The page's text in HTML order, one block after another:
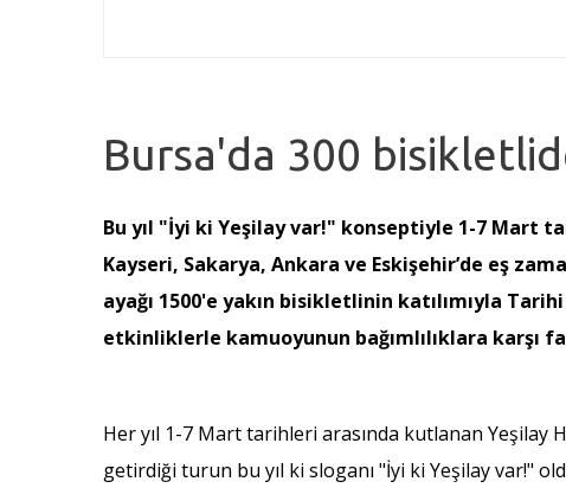
Bursa'da 300
Bu yıl "İyi ki Yeşilay var!" konseptiyle 1-7 Mart
Kayseri, Sakarya, Ankara ve Eskişehir’de eş
ayağı 1500'e yakın bisikletlinin katılımıyla
etkinliklerle kamuoyunun bağımlılıklara karşı
Her yıl 1-7 Mart tarihleri arasında kutlanan Yeşilay
getirdiği turun bu yıl ki sloganı "İyi ki Yeşilay var!"